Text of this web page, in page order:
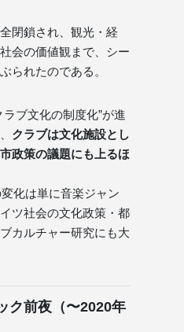
閉鎖され、観光・経
会の価値観まで、シー
られたのである。
ラブ文化の制度化”が進
クラブは文化施設とし
政策の議題にも上るほ
化は単に音楽ジャン
ツ社会の文化政策・都
カルチャー研究にも大
ク前夜（〜2020年